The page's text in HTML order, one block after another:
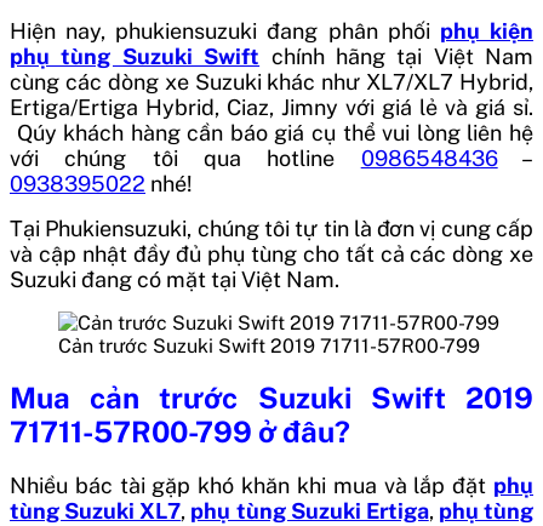
Hiện nay, phukiensuzuki đang phân phối phụ kiện
phụ tùng Suzuki Swift chính hãng tại Việt Nam
cùng các dòng xe Suzuki khác như XL7/XL7 Hybrid,
Ertiga/Ertiga Hybrid, Ciaz, Jimny với giá lẻ và giá sỉ.
Qúy khách hàng cần báo giá cụ thể vui lòng liên hệ
với chúng tôi qua hotline 0986548436–
0938395022 nhé!
Tại Phukiensuzuki, chúng tôi tự tin là đơn vị cung cấp
và cập nhật đầy đủ phụ tùng cho tất cả các dòng xe
Suzuki đang có mặt tại Việt Nam.
Cản trước Suzuki Swift 2019 71711-57R00-799
Mua cản trước Suzuki Swift 2019
71711-57R00-799 ở đâu?
Nhiều bác tài gặp khó khăn khi mua và lắp đặt phụ
tùng Suzuki XL7, phụ tùng Suzuki Ertiga, phụ tùng